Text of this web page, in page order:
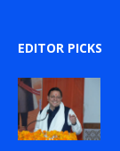
EDITOR PICKS